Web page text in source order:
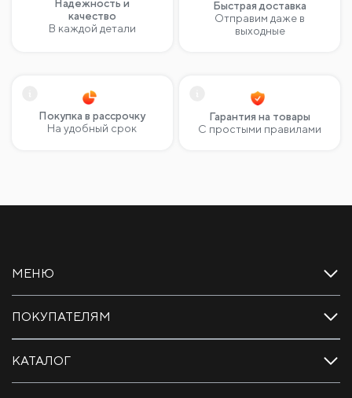
Надежность и
качество
В каждой детали
Быстрая доставка
Отправим даже в
выходные
Покупка в рассрочку
На удобный срок
Гарантия на товары
С простыми правилами
КАТАЛОГ
ПОКУПАТЕЛЯМ
МЕНЮ